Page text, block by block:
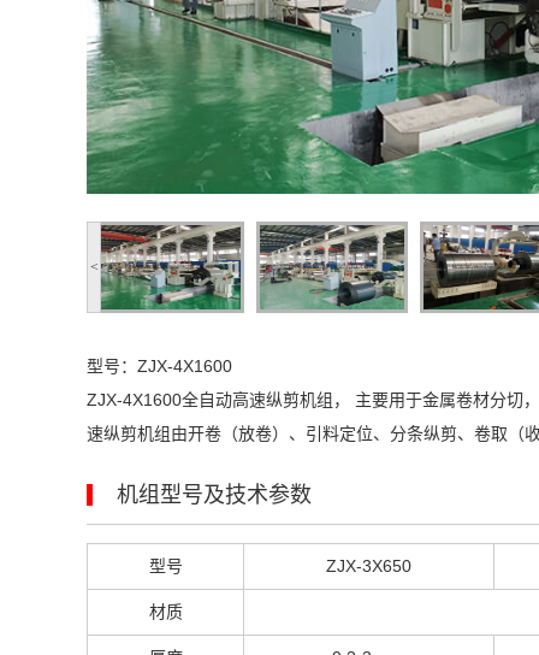
<
型号：ZJX-4X1600
ZJX-4X1600全自动高速纵剪机组， 主要用于金属卷材分切
速纵剪机组由开卷（放卷）、引料定位、分条纵剪、卷取（
机组型号及技术参数
型号 ZJX-3X650
材质